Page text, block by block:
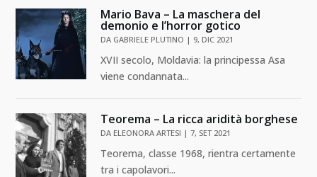
Mario Bava – La maschera del
demonio e l’horror gotico
DA GABRIELE PLUTINO | 9, DIC 2021
XVII secolo, Moldavia: la principessa Asa
viene condannata...
Teorema – La ricca aridità borghese
DA ELEONORA ARTESI |7, SET 2021
Teorema, classe 1968, rientra certamente
tra i capolavori...